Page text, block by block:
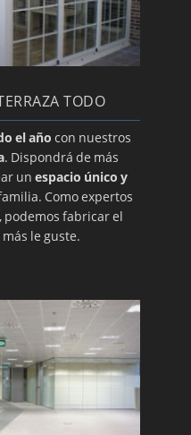
TODO
el año con nuestros
. Dispondrá de más
un espacio único y
Como expertos
podemos fabricar el
le guste.